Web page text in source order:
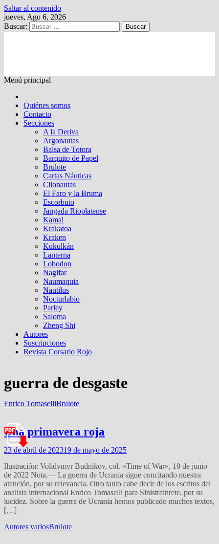
Saltar al contenido
jueves, Ago 6, 2026
Buscar:
Menú principal
Quiénes somos
Contacto
Secciones
A la Deriva
Argonautas
Balsa de Totora
Barquito de Papel
Brulote
Cartas Náuticas
Clionautas
El Faro y la Bruma
Escorbuto
Jangada Rioplatense
Kamal
Krakatoa
Kraken
Kukulkán
Lanterna
Lobodon
Naglfar
Naumaquia
Nautilus
Nocturlabio
Parley
Saloma
Zheng Shi
Autores
Suscripciones
Revista Corsario Rojo
guerra de desgaste
Enrico TomaselliBrulote
Una primavera roja
23 de abril de 202319 de mayo de 2025
Ilustración: Volidymyr Budnikov, col. «Time of War», 10 de junio
de 2022 Nota.— La guerra de Ucrania sigue concitando nuestra
atención, por su relevancia. Otro tanto cabe decir de los escritos del
analista internacional Enrico Tomaselli para Sinistrainrete, por su
lucidez. Sobre la guerra de Ucrania hemos publicado muchos textos,
[…]
Autores variosBrulote